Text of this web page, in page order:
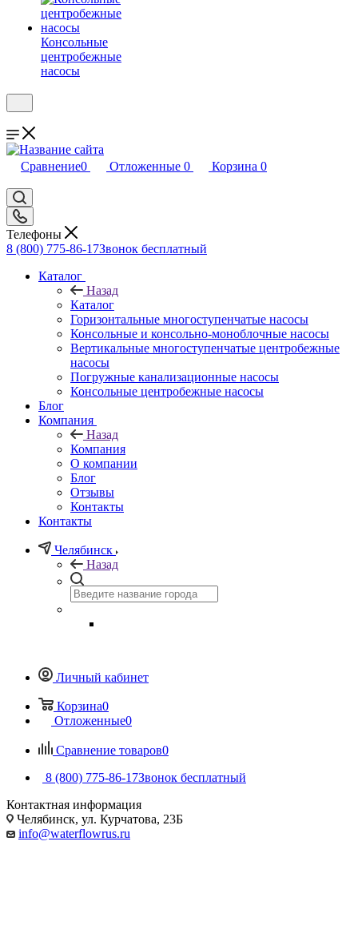
Консольные
центробежные
насосы
Сравнение0 Отложенные 0 Корзина 0
Телефоны
8 (800) 775-86-17Звонок бесплатный
Каталог
Назад
Каталог
Горизонтальные многоступенчатые насосы
Консольные и консольно-моноблочные насосы
Вертикальные многоступенчатые центробежные
насосы
Погружные канализационные насосы
Консольные центробежные насосы
Блог
Компания
Назад
Компания
О компании
Блог
Отзывы
Контакты
Контакты
Челябинск
Назад
Личный кабинет
Корзина0
Отложенные0
Сравнение товаров0
8 (800) 775-86-17Звонок бесплатный
Контактная информация
Челябинск, ул. Курчатова, 23Б
info@waterflowrus.ru